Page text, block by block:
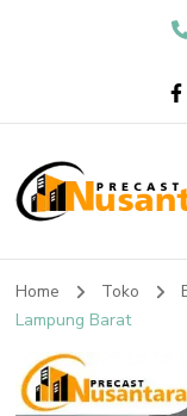
Home Toko
Lampung Barat